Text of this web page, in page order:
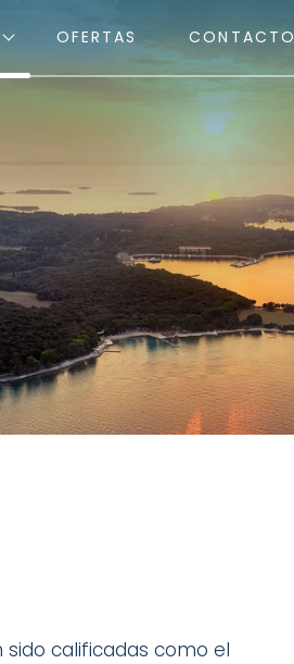
OFERTAS CONTACTO
sido calificadas como el